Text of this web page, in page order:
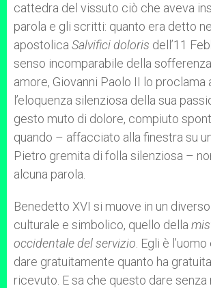
cattedra del vissuto ciò che aveva
parola e gli scritti: quanto era detto
apostolica Salvifici doloris dell’11
senso incomparabile della
amore, Giovanni Paolo II lo proclama
l’eloquenza silenziosa della sua
gesto muto di dolore, compiuto
quando – affacciato alla finestra su
Pietro gremita di folla silenziosa –
alcuna parola.
Benedetto XVI si muove in un
culturale e simbolico, quello della
occidentale del servizio . Egli è
dare gratuitamente quanto ha
ricevuto. E sa che questo dare senza